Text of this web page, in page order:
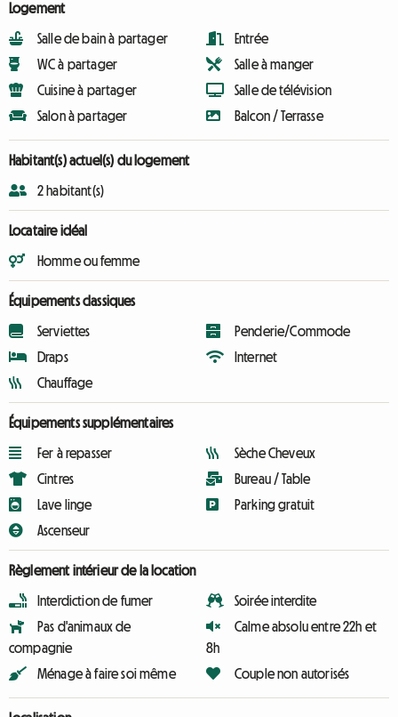
Logement
Salle de bain à partager
WC à partager
Cuisine à partager
Salon à partager
Entrée
Salle à manger
Salle de télévision
Balcon / Terrasse
Habitant(s) actuel(s) du logement
2 habitant(s)
Locataire idéal
Homme ou femme
Équipements classiques
Serviettes
Draps
Chauffage
Penderie/Commode
Internet
Équipements supplémentaires
Fer à repasser
Cintres
Lave linge
Ascenseur
Sèche Cheveux
Bureau / Table
Parking gratuit
Règlement intérieur de la location
Interdiction de fumer
Pas d'animaux de
compagnie
Ménage à faire soi même
Soirée interdite
Calme absolu entre 22h et
8h
Couple non autorisés